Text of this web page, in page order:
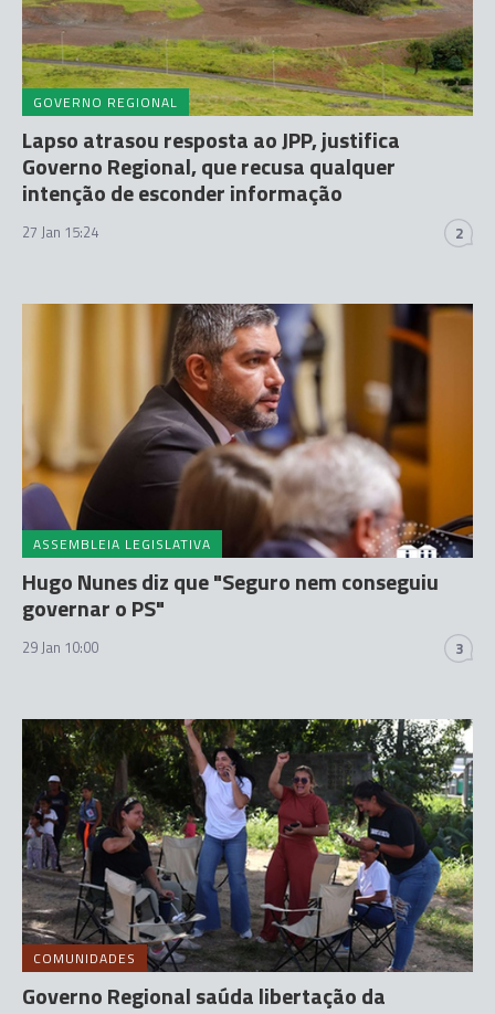
GOVERNO REGIONAL
Lapso atrasou resposta ao JPP, justifica
Governo Regional, que recusa qualquer
intenção de esconder informação
27 Jan 15:24 2
ASSEMBLEIA LEGISLATIVA
Hugo Nunes diz que "Seguro nem conseguiu
governar o PS"
29 Jan 10:00 3
COMUNIDADES
Governo Regional saúda libertação da